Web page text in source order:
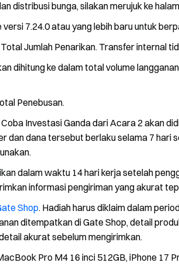
distribusi bunga, silakan merujuk ke
7.24.0 atau yang lebih baru untuk
Jumlah Penarikan. Transfer internal
dihitung ke dalam total volume
Penebusan.
Investasi Ganda dari Acara 2 akan
dan dana tersebut berlaku selama 7 hari
dalam waktu 14 hari kerja setelah
informasi pengiriman yang akurat
Shop. Hadiah harus diklaim dalam
ditempatkan di Gate Shop, detail
akurat sebelum mengirimkan.
Pro M4 16 inci 512GB, iPhone 17